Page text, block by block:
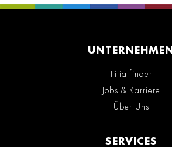
UNTERNEHMEN
Filialfinder
Jobs & Karriere
Über Uns
SERVICES